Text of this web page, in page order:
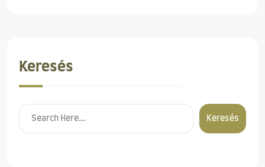
Keresés
Keresés